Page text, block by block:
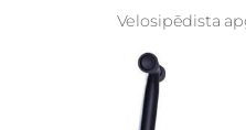
Velosipēdista